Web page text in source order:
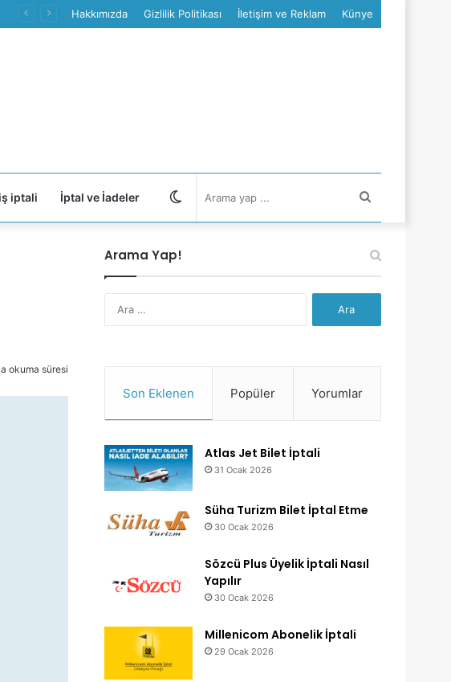
Hakkımızda Gizlilik Politikası İletişim ve Reklam Künye
iptali İptal ve İadeler
...
değiştir
okuma süresi
Arama Yap!
Son Eklenen Popüler Yorumlar
Atlas Jet Bilet İptali
31 Ocak 2026
Süha Turizm Bilet İptal Etme
30 Ocak 2026
Sözcü Plus Üyelik İptali Nasıl
Yapılır
30 Ocak 2026
Millenicom Abonelik İptali
29 Ocak 2026